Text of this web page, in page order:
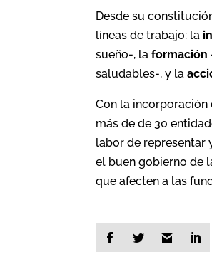
Desde su
líneas de trabajo: la
sueño-, laformación
saludables-, y la
Con la incorporación
más de de 30
labor de representar
el buen gobierno de
que afecten a las